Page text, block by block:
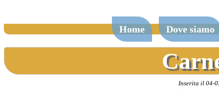
Home Dove siamo
Inserita il 04-